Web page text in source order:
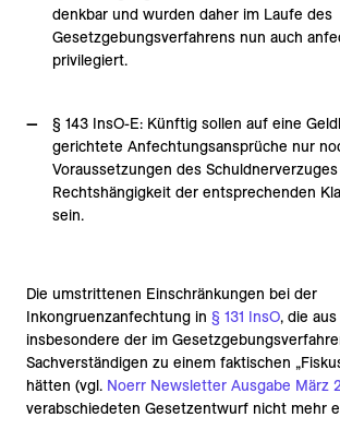
denkbar und wurden daher im Laufe des
Gesetzgebungsverfahrens nun auch
privilegiert.
§ 143 InsO-E: Künftig sollen auf eine
gerichtete Anfechtungsansprüche nur
Voraussetzungen des
Rechtshängigkeit der entsprechenden
sein.
Die umstrittenen Einschränkungen bei der
Inkongruenzanfechtung in § 131 InsO, die
insbesondere der im
Sachverständigen zu einem faktischen
hätten (vgl. Noerr Newsletter Ausgabe März
verabschiedeten Gesetzentwurf nicht mehr